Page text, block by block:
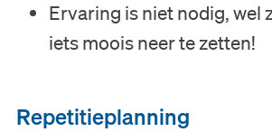
Ervaring is niet nodig, wel
iets moois neer te zetten!
Repetitieplanning